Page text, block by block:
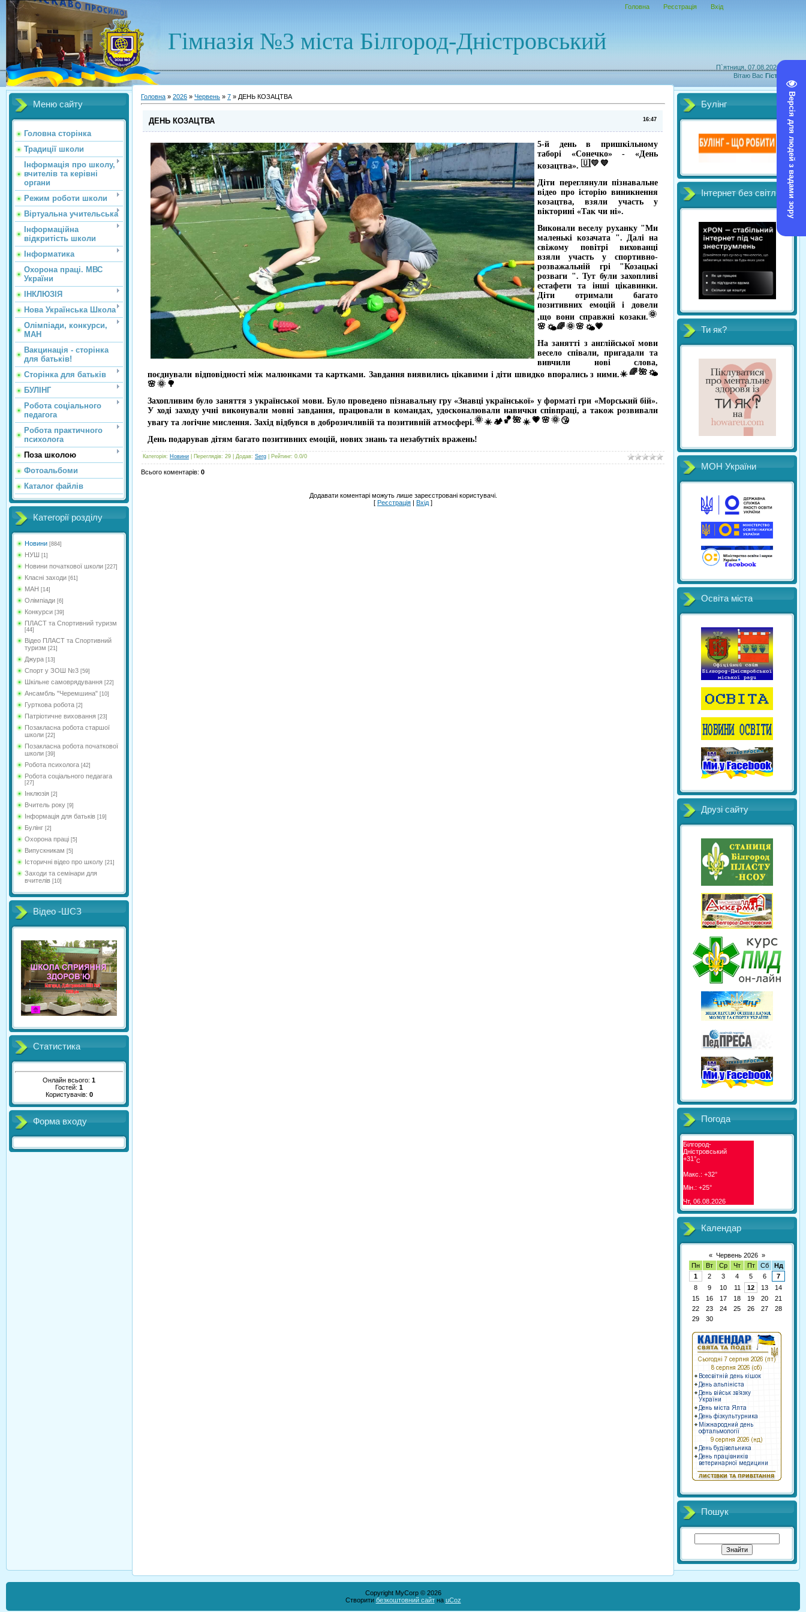
Версія для людей з вадами зору
П`ятниця, 07.08.2026, 00:36
Вітаю Вас Гість
Гімназія №3 міста Білгород-Дністровський
Головна Реєстрація Вхід
Меню сайту
Головна сторінка
Традиції школи
Інформація про школу,
вчителів та керівні
органи
Режим роботи школи
Віртуальна учительська
Інформаційна
відкритість школи
Інформатика
Охорона праці. МВС
України
ІНКЛЮЗІЯ
Нова Українська Школа
Олімпіади, конкурси,
МАН
Вакцинація - сторінка
для батьків!
Сторінка для батьків
БУЛІНГ
Робота соціального
педагога
Робота практичного
психолога
Поза школою
Фотоальбоми
Каталог файлів
Категорії розділу
Новини [884]
НУШ [1]
Новини початкової школи [227]
Класні заходи [61]
МАН [14]
Олімпіади [6]
Конкурси [39]
ПЛАСТ та Спортивний туризм
[44]
Відео ПЛАСТ та Спортивний
туризм [21]
Джура [13]
Спорт у ЗОШ №3 [59]
Шкільне самоврядування [22]
Ансамбль "Черемшина" [10]
Гурткова робота [2]
Патріотичне виховання [23]
Позакласна робота старшої
школи [22]
Позакласна робота початкової
школи [39]
Робота психолога [42]
Робота соціального педагага
[27]
Інклюзія [2]
Вчитель року [9]
Інформація для батьків [19]
Булінг [2]
Охорона праці [5]
Випускникам [5]
Історичні відео про школу [21]
Заходи та семінари для
вчителів [10]
Відео -ШСЗ
Статистика
Онлайн всього: 1
Гостей: 1
Користувачів: 0
Форма входу
Головна » 2026 » Червень » 7 » ДЕНЬ КОЗАЦТВА
16:47
ДЕНЬ КОЗАЦТВА
5-й день в пришкільному
таборі «Сонечко» - «День
козацтва».
Діти переглянули пізнавальне
відео про історію виникнення
козацтва, взяли участь у
вікторині «Так чи ні».
Виконали веселу руханку "Ми
маленькі козачата ". Далі на
свіжому повітрі вихованці
взяли участь у спортивно-
розважальній грі "Козацькі
розваги ". Тут були захопливі
естафети та інші цікавинки.
Діти отримали багато
позитивних емоцій і довели
,що вони справжні козаки.
На занятті з англійської мови
весело співали, пригадали та
вивчили нові слова,
поєднували відповідності між малюнками та картками. Завдання виявились цікавими і діти швидко впорались з ними.
Захопливим було заняття з української мови. Було проведено пізнавальну гру «Знавці української» у форматі гри «Морський бій».
У ході заходу учні виконували мовні завдання, працювали в командах, удосконалювали навички співпраці, а також розвивали
увагу та логічне мислення. Захід відбувся в доброзичливій та позитивній атмосфері.
День подарував дітям багато позитивних емоцій, нових знань та незабутніх вражень!
Категорія: Новини Переглядів: 29 | Додав: Serg Рейтинг: 0.0/0
Всього коментарів: 0
Додавати коментарі можуть лише зареєстровані користувачі.
[ Реєстрація | Вхід ]
Булінг
Інтернет без світл
Ти як?
МОН України
Освіта міста
Друзі сайту
Погода
Білгород-
Дністровський
+31°C
Макс.: +32°
Мін.: +25°
Чт, 06.08.2026
Календар
« Червень 2026 »
Пн
Вт Ср Чт Пт Сб
Нд
1
2 3 4 5 6
7
8
9 10 11 12 13
14
15
16 17 18 19 20
21
22
23 24 25 26 27
28
29
30
Пошук
Copyright MyCorp © 2026
Створити безкоштовний сайтна uCoz